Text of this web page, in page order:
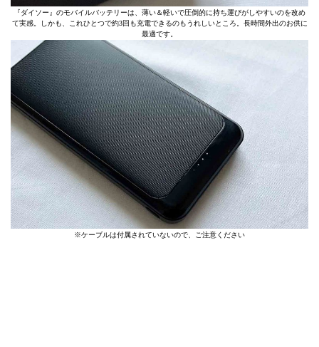
『ダイソー』のモバイルバッテリーは、薄い＆軽いで圧倒的に持ち運びがしやすいのを改め
て実感。しかも、これひとつで約3回も充電できるのもうれしいところ。長時間外出のお供に
最適です。
※ケーブルは付属されていないので、ご注意ください